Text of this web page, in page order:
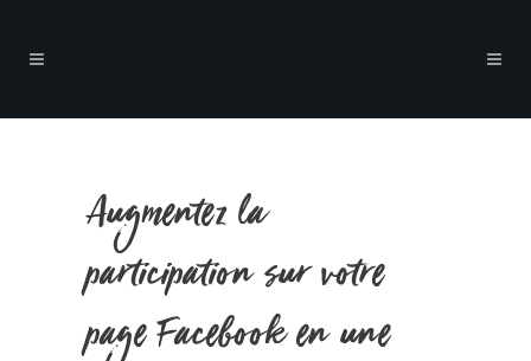
Augmentez la
participation sur votre
page Facebook en une